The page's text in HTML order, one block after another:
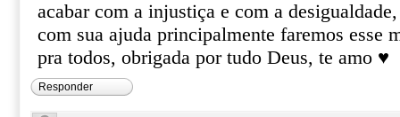
acabar com a injustiça e com a
com sua ajuda principalmente faremos esse
pra todos, obrigada por tudo Deus, te amo ♥
Responder